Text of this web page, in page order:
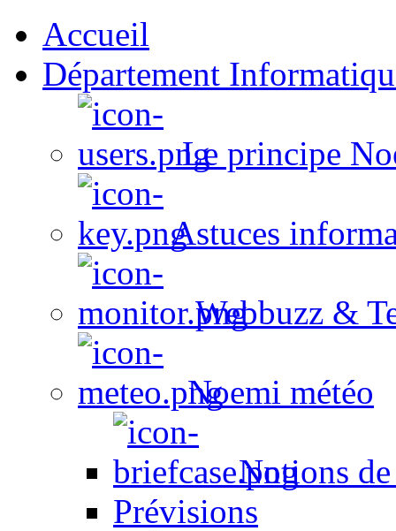
Accueil
Département
Le principe
Astuces
Webbuzz &
Noemi météo
Notions
Prévisions